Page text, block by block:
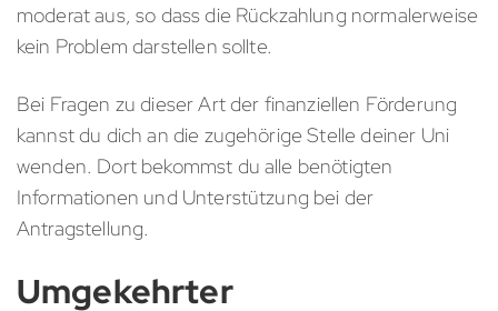
moderat aus, so dass die Rückzahlung normalerweise
kein Problem darstellen sollte.
Bei Fragen zu dieser Art der finanziellen Förderung
kannst du dich an die zugehörige Stelle deiner Uni
wenden. Dort bekommst du alle benötigten
Informationen und Unterstützung bei der
Antragstellung.
Umgekehrter